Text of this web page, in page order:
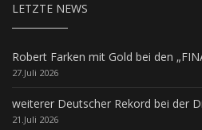
LETZTE NEWS
Robert Farken mit Gold bei den
27.Juli 2026
weiterer Deutscher Rekord bei der
21.Juli 2026